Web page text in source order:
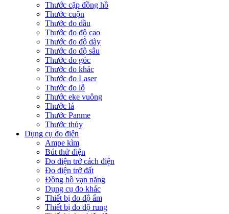
Thước cặp đồng hồ
Thước cuộn
Thước đo dầu
Thước đo độ cao
Thước đo độ dày
Thước đo độ sâu
Thước đo góc
Thước đo khác
Thước đo Laser
Thước đo lỗ
Thước eke vuông
Thước lá
Thước Panme
Thước thủy
Dụng cụ đo điện
Ampe kìm
Bút thử điện
Đo điện trở cách điện
Đo điện trở đất
Đồng hồ vạn năng
Dụng cụ đo khác
Thiết bị đo độ ẩm
Thiết bị đo độ rung